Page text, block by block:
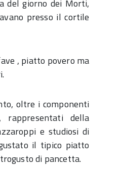
del giorno dei Morti,
presso il cortile
, piatto povero ma
oltre i componenti
rappresentati della
e studiosi di
il tipico piatto
di pancetta.